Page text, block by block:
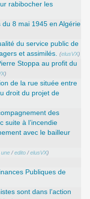
rabibocher les
8 mai 1945 en Algérie
du service public de
et assimilés. (elusVX)
Stoppa au profit du
)
de la rue située entre
droit du projet de
des
suite à l’incendie
avec le bailleur
une /edito /elusVX)
Publiques de
sont dans l’action